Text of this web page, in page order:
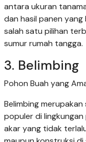
antara ukuran
dan hasil panen
salah satu pilihan
sumur rumah tangga.
3. Belimbing
Pohon Buah yang
Belimbing
populer di
akar yang tidak